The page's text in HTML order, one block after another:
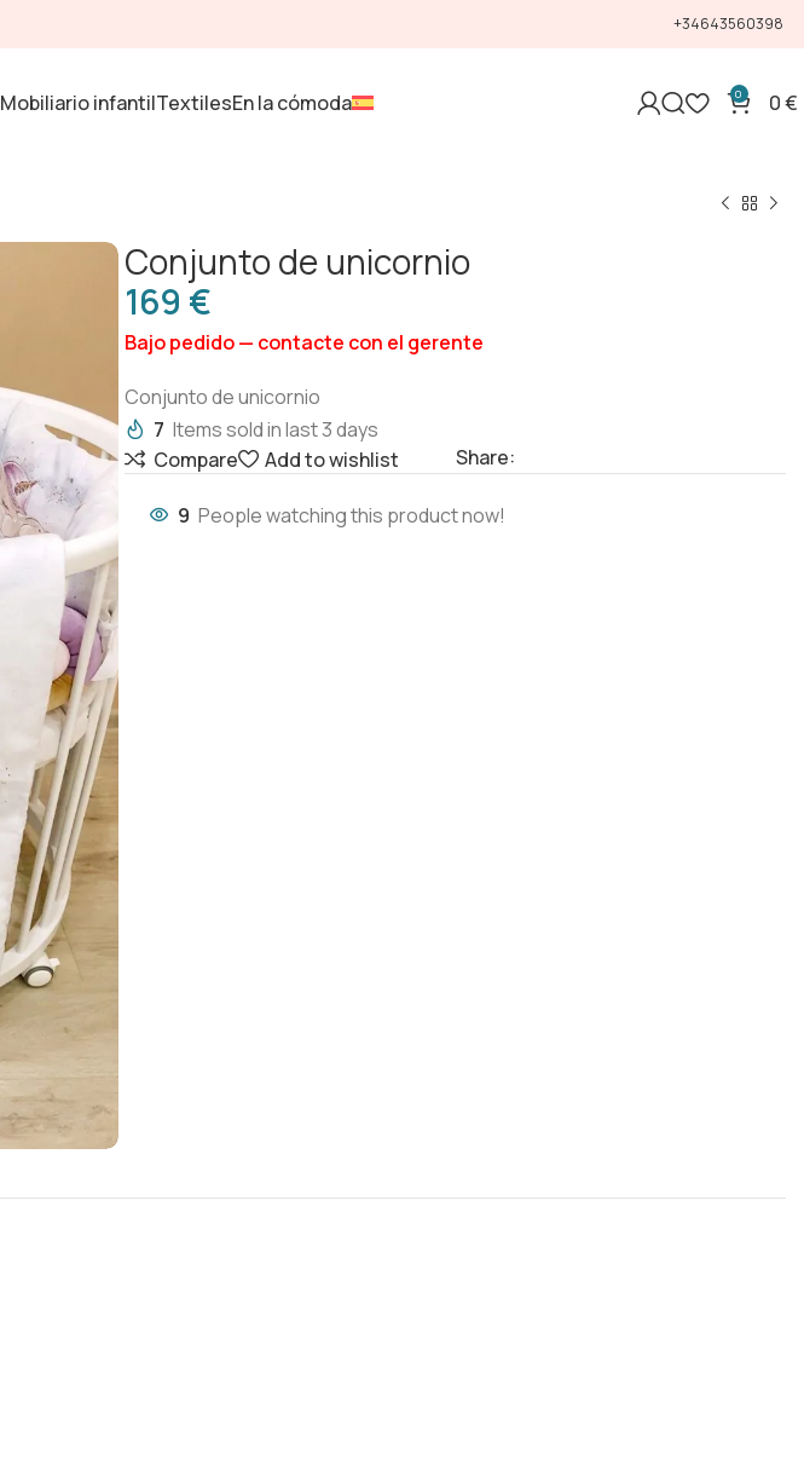
+34643560398
Mobiliario infantilTextilesEn la cómoda 0 0€
Conjunto de unicornio
€
Bajo pedido — contacte con el gerente
Conjunto de unicornio
7 Items sold in last 3 days
Compare
Add to wishlist Share:
9 People watching this product now!